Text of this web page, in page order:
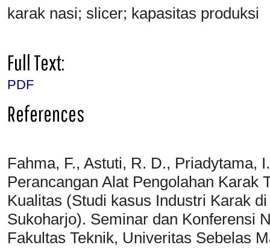
karak nasi; slicer; kapasitas produksi
Full Text:
PDF
References
Fahma, F., Astuti, R. D., Priadytama,
Perancangan Alat Pengolahan Karak
Kualitas (Studi kasus Industri Karak
Sukoharjo). Seminar dan Konferensi
Fakultas Teknik, Univeritas Sebelas